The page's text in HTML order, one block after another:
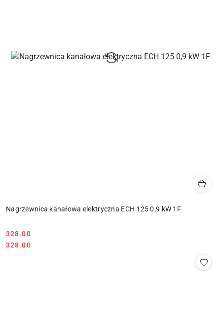
Nagrzewnica kanałowa elektryczna ECH 125 0,9 kW 1F
Cena:
328.00
Cena:
328.00